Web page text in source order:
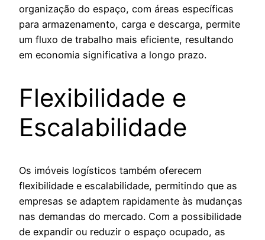
organização do espaço, com áreas específicas
para armazenamento, carga e descarga, permite
um fluxo de trabalho mais eficiente, resultando
em economia significativa a longo prazo.
Flexibilidade e
Escalabilidade
Os imóveis logísticos também oferecem
flexibilidade e escalabilidade, permitindo que as
empresas se adaptem rapidamente às mudanças
nas demandas do mercado. Com a possibilidade
de expandir ou reduzir o espaço ocupado, as